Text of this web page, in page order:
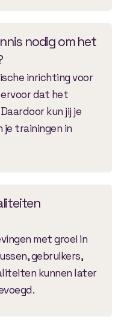
nodig om het
inrichting voor
ervoor dat het
kun jij je
je trainingen in
met groei in
gebruikers,
kunnen later